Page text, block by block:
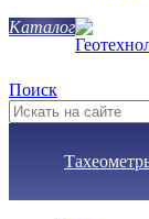
Поиск